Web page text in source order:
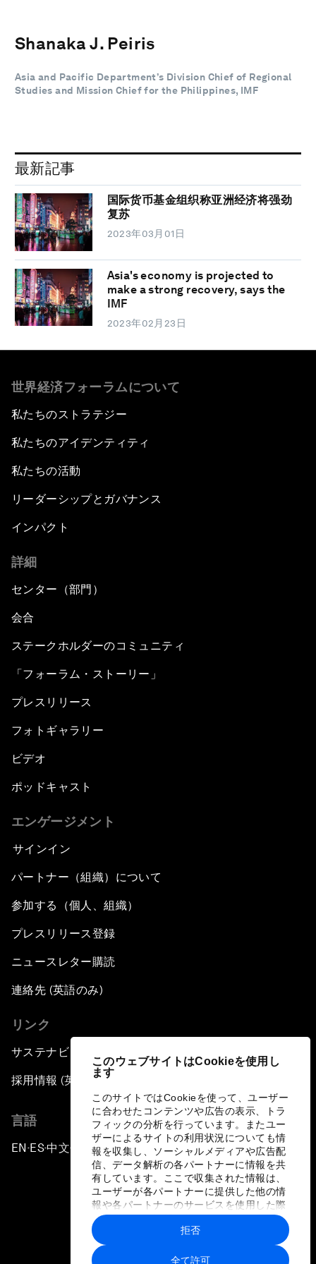
このウェブサイトはCookieを使用し
ます
このサイトではCookieを使って、ユーザー
に合わせたコンテンツや広告の表示、トラ
フィックの分析を行っています。またユー
ザーによるサイトの利用状況についても情
報を収集し、ソーシャルメディアや広告配
信、データ解析の各パートナーに情報を共
有しています。ここで収集された情報は、
ユーザーが各パートナーに提供した他の情
報や各パートナーのサービスを使用した際
に収集された情報と組み合わされ、各パー
トナーによって使用されることがありま
す。
全て許可
拒否
Shanaka J. Peiris
Asia and Pacific Department’s Division Chief of Regional
Studies and Mission Chief for the Philippines, IMF
最新記事
国际货币基金组织称亚洲经济将强劲
复苏
2023年03月01日
Asia's economy is projected to
make a strong recovery, says the
IMF
2023年02月23日
世界経済フォーラムについて
私たちのストラテジー
私たちのアイデンティティ
私たちの活動
リーダーシップとガバナンス
インパクト
詳細
センター（部門）
会合
ステークホルダーのコミュニティ
「フォーラム・ストーリー」
プレスリリース
フォトギャラリー
ビデオ
ポッドキャスト
エンゲージメント
サインイン
パートナー（組織）について
参加する（個人、組織）
プレスリリース登録
ニュースレター購読
連絡先 (英語のみ)
リンク
サステナビリティへの取り組み
採用情報 (英語のみ)
言語
EN ▪ES▪中文▪ 日本語
プライバシーポリシーと利用規約